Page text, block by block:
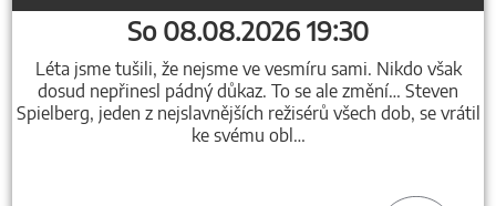
So 08.08.2026 19:30
Léta jsme tušili, že nejsme ve vesmíru sami. Nikdo však
dosud nepřinesl pádný důkaz. To se ale změní… Steven
Spielberg, jeden z nejslavnějších režisérů všech dob, se vrátil
ke svému obl…